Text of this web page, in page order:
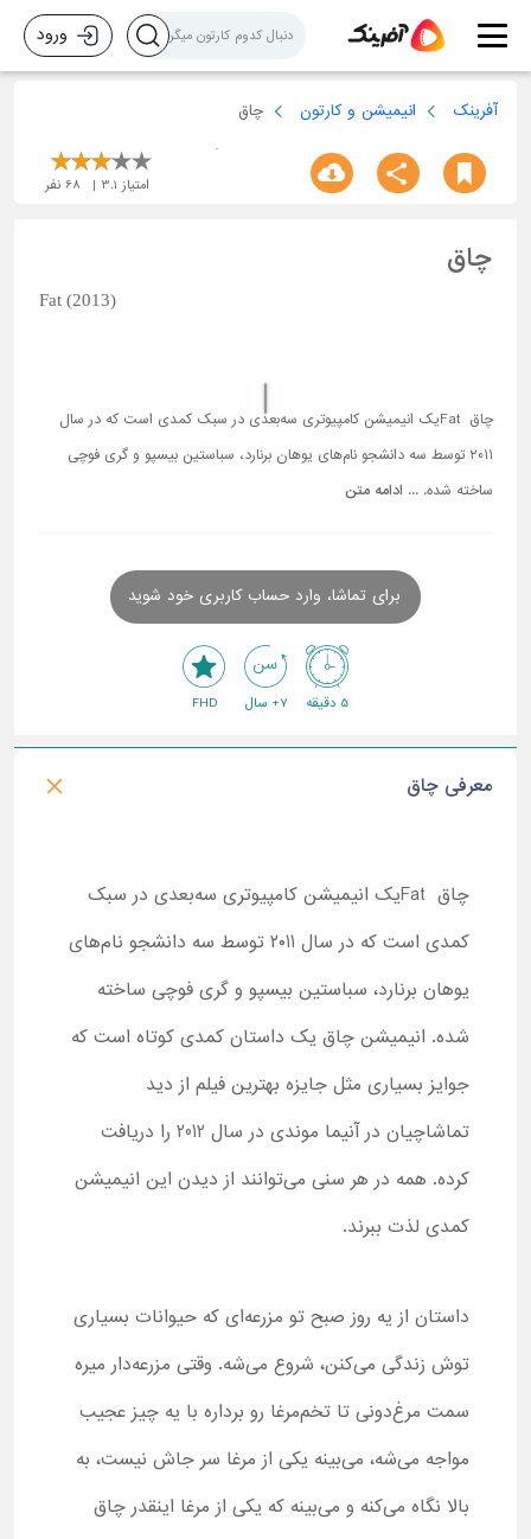
ورود
آفرینک انیمیشن و کارتون چاق
امتیاز 3.1
68 نفر
چاق
Fat (2013)
چاق Fatیک انیمیشن کامپیوتری سه‌بعدی در سبک کمدی است که در سال
۲۰11 توسط سه دانشجو نام‌های یوهان برنارد، سباستین بیسپو و گری فوچی
ساخته شده. ... ادامه متن
برای تماشا، وارد حساب کاربری خود شوید
5 دقیقه 7+ سال FHD
معرفی چاق
چاق Fatیک انیمیشن کامپیوتری سه‌بعدی در سبک
کمدی است که در سال ۲۰11 توسط سه دانشجو نام‌های
یوهان برنارد، سباستین بیسپو و گری فوچی ساخته
شده. انیمیشن چاق یک داستان کمدی کوتاه است که
جوایز بسیاری مثل جایزه بهترین فیلم از دید
تماشاچیان در آنیما موندی در سال 2012 را دریافت
کرده. همه در هر سنی می‌توانند از دیدن این انیمیشن
کمدی لذت ببرند.
داستان از یه روز صبح تو مزرعه‌ای که حیوانات بسیاری
توش زندگی می‌کنن، شروع می‌شه. وقتی مزرعه‌دار میره
سمت مرغ‌دونی تا تخم‌مرغا رو برداره با یه چیز عجیب
مواجه می‌شه، می‌بینه یکی از مرغا سر جاش نیست، به
بالا نگاه می‌کنه و می‌بینه که یکی از مرغا اینقدر چاق